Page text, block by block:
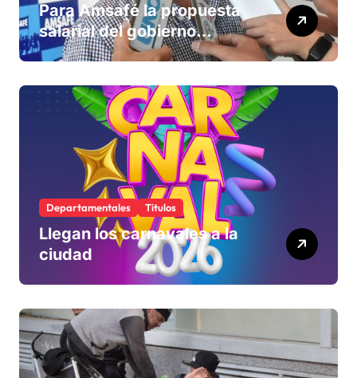
Para Amsafé la propuesta
salarial del gobierno
«queda corta» y el viernes
rechaza
Departamentales Titulos
Llegan los carnavales a la
ciudad